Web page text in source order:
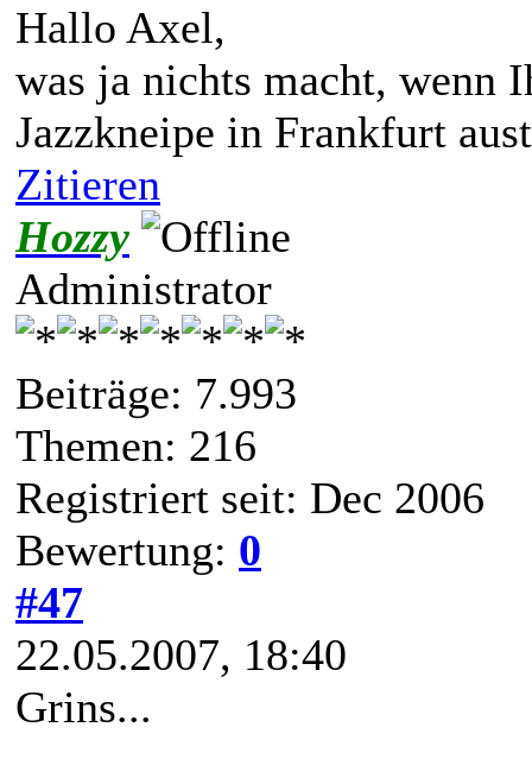
Hallo Axel,
was ja nichts macht, wenn
Jazzkneipe in Frankfurt
Zitieren
Hozzy
Administrator
Beiträge: 7.993
Themen: 216
Registriert seit: Dec 2006
Bewertung: 0
#47
22.05.2007, 18:40
Grins...